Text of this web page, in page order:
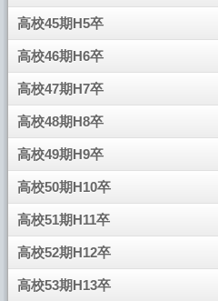
高校45期H5卒
高校46期H6卒
高校47期H7卒
高校48期H8卒
高校49期H9卒
高校50期H10卒
高校51期H11卒
高校52期H12卒
高校53期H13卒